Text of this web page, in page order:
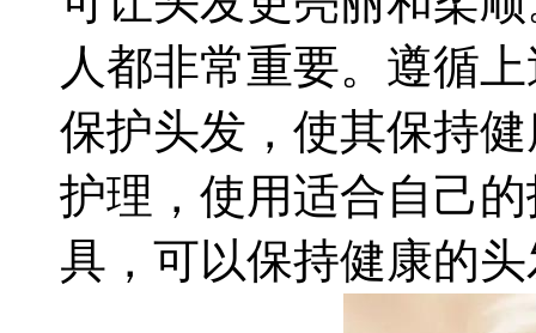
人都非常重要。遵循
保护头发，使其保持
护理，使用适合自己
具，可以保持健康的